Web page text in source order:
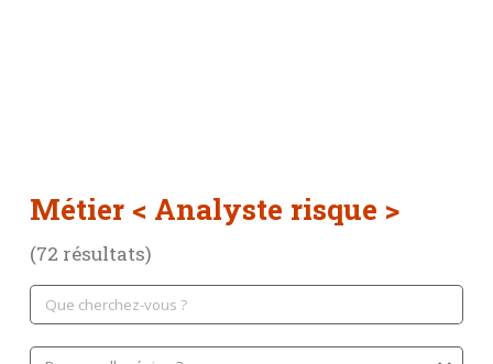
Métier < Analyste risque >
(72 résultats)